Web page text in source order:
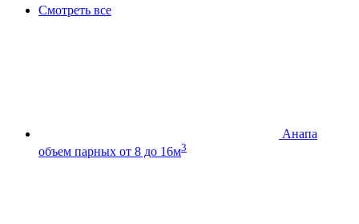
Смотреть все
Анапа
объем парных от 8 до 16м3